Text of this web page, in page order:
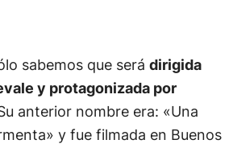
sabemos que será dirigida
y protagonizada por
anterior nombre era: «Una
y fue filmada en Buenos